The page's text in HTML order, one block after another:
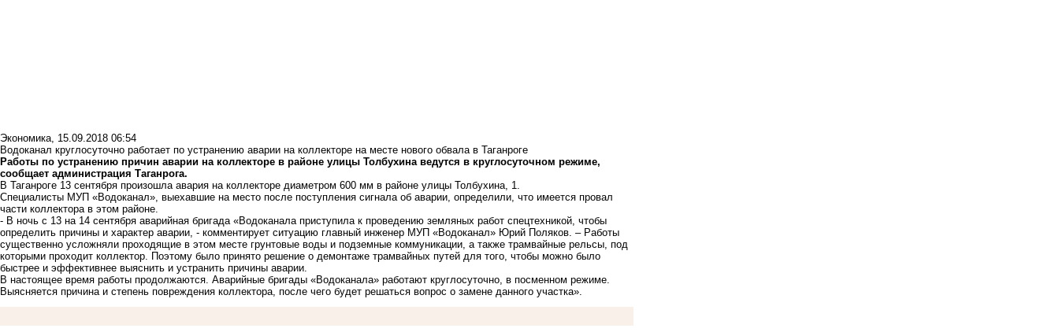
Экономика, 15.09.2018 06:54
Водоканал круглосуточно работает по устранению аварии на коллекторе на месте нового обвала в Таганроге
Работы по устранению причин аварии на коллекторе в районе улицы Толбухина ведутся в круглосуточном режиме,
сообщает администрация Таганрога.
В Таганроге 13 сентября произошла авария на коллекторе диаметром 600 мм в районе улицы Толбухина, 1.
Специалисты МУП «Водоканал», выехавшие на место после поступления сигнала об аварии, определили, что имеется провал
части коллектора в этом районе.
- В ночь с 13 на 14 сентября аварийная бригада «Водоканала приступила к проведению земляных работ спецтехникой, чтобы
определить причины и характер аварии, - комментирует ситуацию главный инженер МУП «Водоканал» Юрий Поляков. – Работы
существенно усложняли проходящие в этом месте грунтовые воды и подземные коммуникации, а также трамвайные рельсы, под
которыми проходит коллектор. Поэтому было принято решение о демонтаже трамвайных путей для того, чтобы можно было
быстрее и эффективнее выяснить и устранить причины аварии.
В настоящее время работы продолжаются. Аварийные бригады «Водоканала» работают круглосуточно, в посменном режиме.
Выясняется причина и степень повреждения коллектора, после чего будет решаться вопрос о замене данного участка».